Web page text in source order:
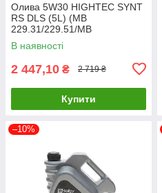
Олива 5W30 HIGHTEC SYNT
RS DLS (5L) (MB
229.31/229.51/MB
229.52/BMW LL-04) (ACEA
C2,C3/API 20118-0050-99
В наявності
2 447,10 ₴ 2 719 ₴
Купити
–10%